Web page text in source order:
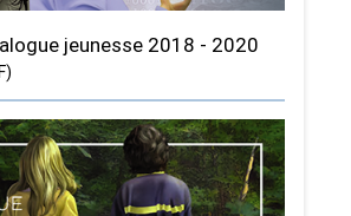
jeunesse 2018 - 2020